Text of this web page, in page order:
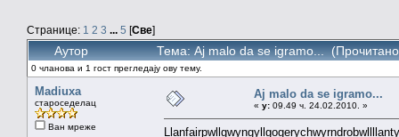
Странице: 1 2 3 ... 5 [Све]
Аутор Тема: Aj malo da se igramo...
0 чланова и 1 гост прегледају ову тему.
Madiuxa
староседелац
Ван мреже
Aj malo da se igramo...
« у: 09.49 ч. 24.02.2010. »